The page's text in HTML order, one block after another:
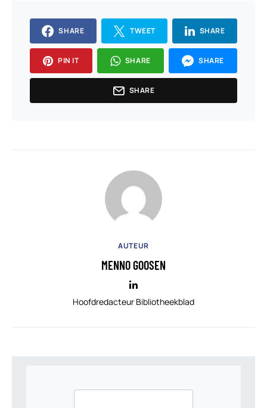
SHARE TWEET SHARE
PIN IT SHARE SHARE
SHARE
AUTEUR
MENNO GOOSEN
Hoofdredacteur Bibliotheekblad